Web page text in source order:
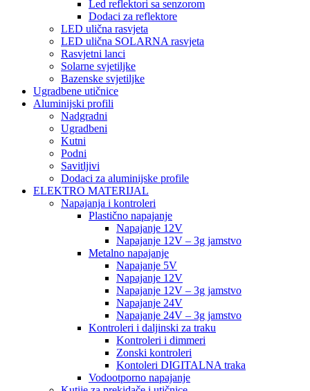
Led reflektori sa senzorom
Dodaci za reflektore
LED ulična rasvjeta
LED ulična SOLARNA rasvjeta
Rasvjetni lanci
Solarne svjetiljke
Bazenske svjetiljke
Ugradbene utičnice
Aluminijski profili
Nadgradni
Ugradbeni
Kutni
Podni
Savitljivi
Dodaci za aluminijske profile
ELEKTRO MATERIJAL
Napajanja i kontroleri
Plastično napajanje
Napajanje 12V
Napajanje 12V – 3g jamstvo
Metalno napajanje
Napajanje 5V
Napajanje 12V
Napajanje 12V – 3g jamstvo
Napajanje 24V
Napajanje 24V – 3g jamstvo
Kontroleri i daljinski za traku
Kontroleri i dimmeri
Zonski kontroleri
Kontoleri DIGITALNA traka
Vodootporno napajanje